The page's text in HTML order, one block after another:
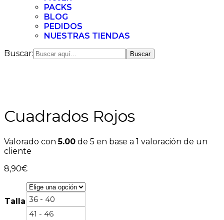
PACKS
BLOG
PEDIDOS
NUESTRAS TIENDAS
Buscar:
Cuadrados Rojos
Valorado con5.00 de 5 en base a 1 valoración de un
cliente
8,90€
Talla 36 - 40
41 - 46